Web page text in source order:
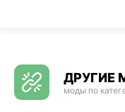
ДРУГИЕ
моды по